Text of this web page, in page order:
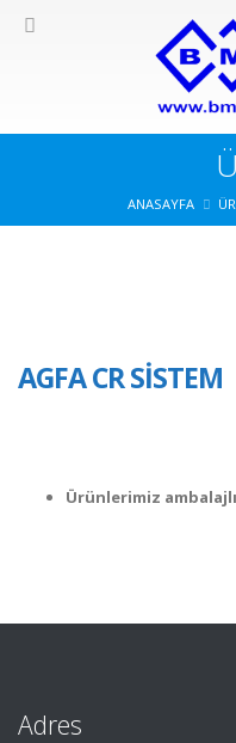
ANASAYFA
AGFA CR SISTEM
Ürünlerimiz
Adres